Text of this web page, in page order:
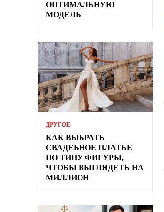
ОПТИМАЛЬНУЮ
МОДЕЛЬ
ДРУГОЕ
КАК ВЫБРАТЬ
СВАДЕБНОЕ ПЛАТЬЕ
ПО ТИПУ ФИГУРЫ,
ЧТОБЫ ВЫГЛЯДЕТЬ НА
МИЛЛИОН